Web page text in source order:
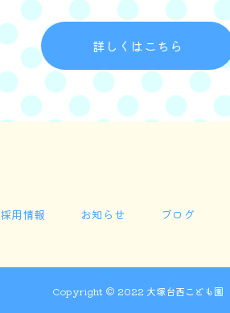
詳しくはこちら
採用情報 お知らせ ブログ
Copyright © 2022 大塚台西こども園